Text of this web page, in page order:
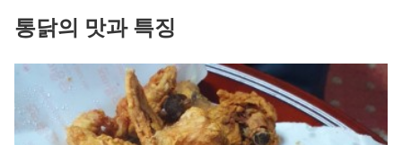
통닭의 맛과 특징